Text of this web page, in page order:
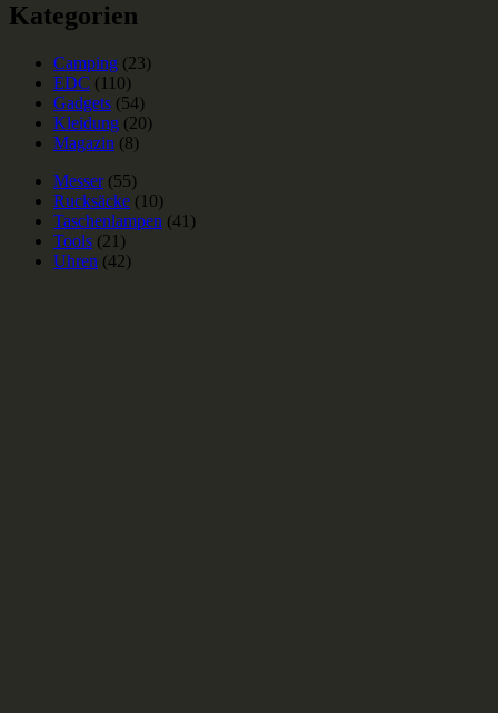
Kategorien
Camping (23)
EDC (110)
Gadgets (54)
Kleidung (20)
Magazin (8)
Messer (55)
Rucksäcke (10)
Taschenlampen (41)
Tools (21)
Uhren (42)